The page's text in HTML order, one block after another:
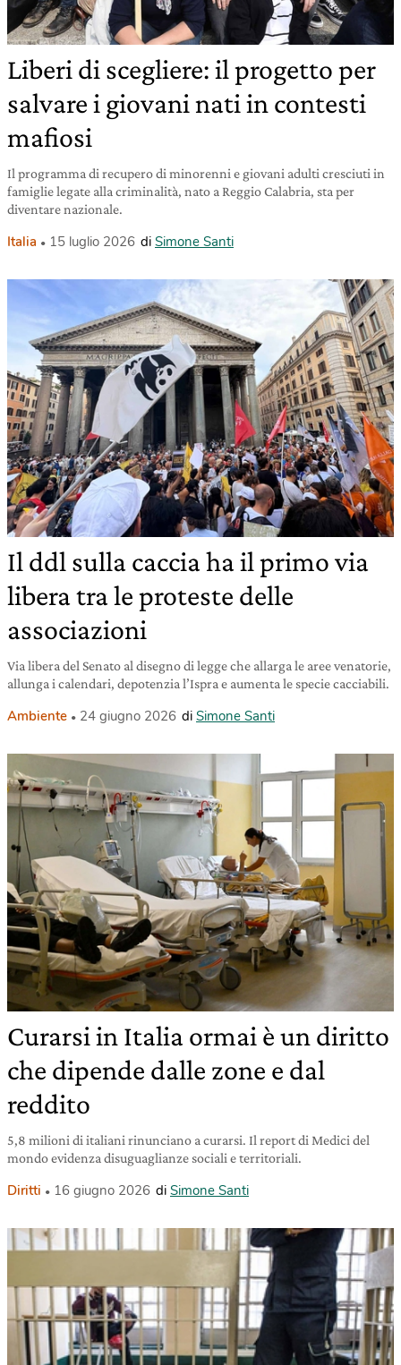
Liberi di scegliere: il progetto per
salvare i giovani nati in contesti
mafiosi
Il programma di recupero di minorenni e giovani adulti cresciuti in
famiglie legate alla criminalità, nato a Reggio Calabria, sta per
diventare nazionale.
Italia 15 luglio 2026 di Simone Santi
Il ddl sulla caccia ha il primo via
libera tra le proteste delle
associazioni
Via libera del Senato al disegno di legge che allarga le aree venatorie,
allunga i calendari, depotenzia l’Ispra e aumenta le specie cacciabili.
Ambiente 24 giugno 2026 di Simone Santi
Curarsi in Italia ormai è un diritto
che dipende dalle zone e dal
reddito
5,8 milioni di italiani rinunciano a curarsi. Il report di Medici del
mondo evidenza disuguaglianze sociali e territoriali.
Diritti 16 giugno 2026 di Simone Santi